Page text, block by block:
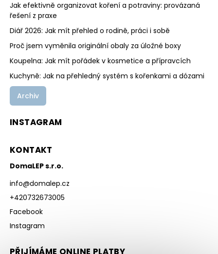
Jak efektivně organizovat koření a potraviny: provázaná
řešení z praxe
Diář 2026: Jak mít přehled o rodině, práci i sobě
Proč jsem vyměnila originální obaly za úložné boxy
Koupelna: Jak mít pořádek v kosmetice a přípravcích
Kuchyně: Jak na přehledný systém s kořenkami a dózami
Archiv
INSTAGRAM
KONTAKT
DomaLEP s.r.o.
info@domalep.cz
+420732673005
Facebook
Instagram